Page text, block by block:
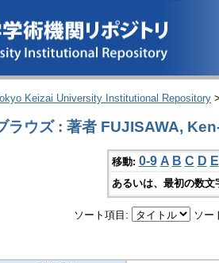
Keizai University Institutional Repository
ラウズ : 著者 FUJISAWA,
移動: 0-9 A B C D E
あるいは、最初の数
ソート項目: ソー